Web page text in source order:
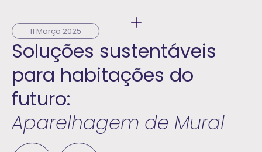
11 Março 2025
Soluções sustentáveis
para habitações do
futuro:
Aparelhagem de Mural